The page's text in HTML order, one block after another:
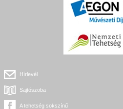
Hírlevél
Sajtószoba
A tehetség sokszínű